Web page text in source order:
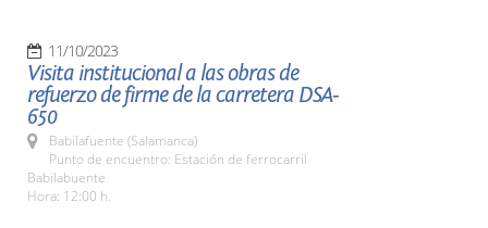
11/10/2023
Visita institucional a las obras de
refuerzo de firme de la carretera DSA-
650
Babilafuente (Salamanca)
Punto de encuentro: Estación de ferrocarril
Babilabuente
Hora: 12:00 h.